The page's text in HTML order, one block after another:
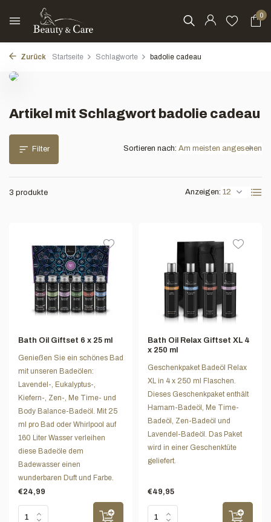
0
Zurück Startseite Schlagworte badolie cadeau
Artikel mit Schlagwort badolie cadeau
Filter
3 produkte Anzeigen:
Sortieren nach:
Bath Oil Giftset 6 x 25 ml
Genießen Sie ein schönes Bad
mit unseren Badeölen:
Lavendel-, Eukalyptus-,
Kiefern-, Zen-, Me Time- und
Body Balance-Badeöl. Mit 25
ml pro Bad oder Whirlpool auf
160 Liter Wasser verleihen
diese Badeöle dem
Badewasser einen
wunderbaren Duft und Farbe.
€24,99
Bath Oil Relax Giftset XL 4
x 250 ml
Geschenkpaket Badeöl Relax
XL in 4 x 250 ml Flaschen.
Dieses Geschenkpaket enthält
Hamam-Badeöl, Me Time-
Badeöl, Zen-Badeöl und
Lavendel-Badeöl. Das Paket
wird in einer Geschenktüte
geliefert.
€49,95